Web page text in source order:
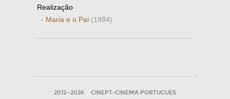
Realização
· Maria e o Pai (1984)
2012—2026 CINEPT-CINEMA PORTUGUES